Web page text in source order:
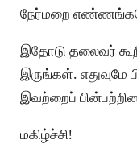
நேர்மறை
இதோடு தலைவர்
இருங்கள்.
இவற்றைப்
மகிழ்ச்சி!